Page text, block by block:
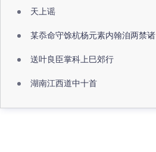
天上谣
某忝命守馀杭杨元素内翰洎两禁诸公出祖佛寺
送叶良臣掌科上巳郊行
湖南江西道中十首